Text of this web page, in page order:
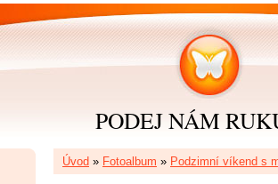
PODEJ NÁM
Úvod » Fotoalbum » Podzimní víkend s